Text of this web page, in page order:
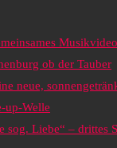
ob der Tauber
neue,
up-Welle
Liebe“ – drittes